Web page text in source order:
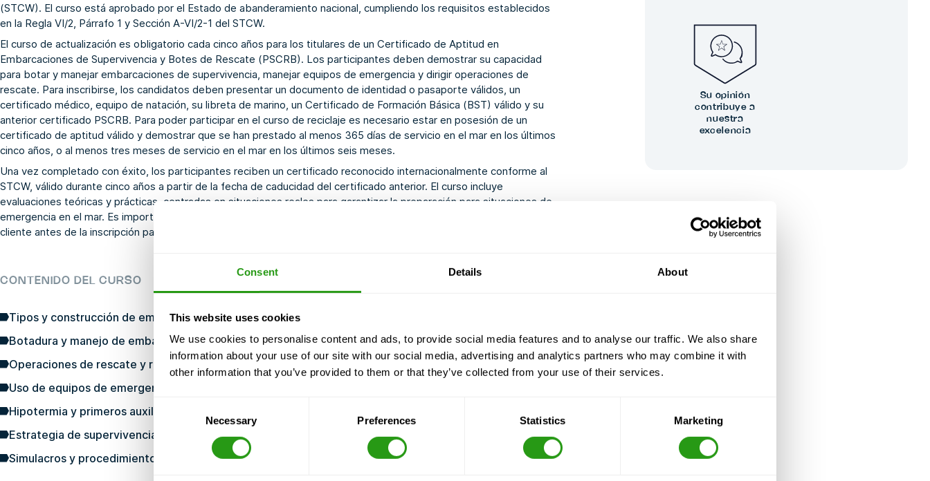
Consent Details About
This website uses cookies
We use cookies to personalise content and ads, to provide social media features and to analyse our traffic. We also share
information about your use of our site with our social media, advertising and analytics partners who may combine it with
other information that you’ve provided to them or that they’ve collected from your use of their services.
Necessary Preferences Statistics Marketing
(STCW). El curso está aprobado por el Estado de abanderamiento nacional, cumpliendo los requisitos establecidos
en la Regla VI/2, Párrafo 1 y Sección A-VI/2-1 del STCW.
El curso de actualización es obligatorio cada cinco años para los titulares de un Certificado de Aptitud en
Embarcaciones de Supervivencia y Botes de Rescate (PSCRB). Los participantes deben demostrar su capacidad
para botar y manejar embarcaciones de supervivencia, manejar equipos de emergencia y dirigir operaciones de
rescate. Para inscribirse, los candidatos deben presentar un documento de identidad o pasaporte válidos, un
certificado médico, equipo de natación, su libreta de marino, un Certificado de Formación Básica (BST) válido y su
anterior certificado PSCRB. Para poder participar en el curso de reciclaje es necesario estar en posesión de un
certificado de aptitud válido y demostrar que se han prestado al menos 365 días de servicio en el mar en los últimos
cinco años, o al menos tres meses de servicio en el mar en los últimos seis meses.
Una vez completado con éxito, los participantes reciben un certificado reconocido internacionalmente conforme al
STCW, válido durante cinco años a partir de la fecha de caducidad del certificado anterior. El curso incluye
evaluaciones teóricas y prácticas, centradas en situaciones reales para garantizar la preparación para situaciones de
emergencia en el mar. Es importante proporcionar toda la documentación requerida a nuestro equipo de atención al
cliente antes de la inscripción para su verificación.
CONTENIDO DEL CURSO
Tipos y construcción de embarcaciones de supervivencia
Botadura y manejo de embarcaciones de supervivencia
Operaciones de rescate y recuperación
Uso de equipos de emergencia
Hipotermia y primeros auxilios
Estrategia de supervivencia y liderazgo
Simulacros y procedimientos de emergencia
Su opinión
contribuye a
nuestra
excelencia